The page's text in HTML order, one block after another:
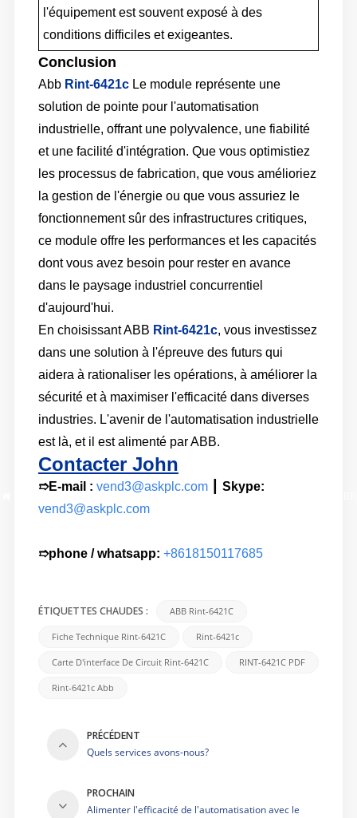
Lifère le pouvoir de l'automatisation industrielle avec l'ABB
l'équipement est souvent exposé à des
conditions difficiles et exigeantes.
Conclusion
Abb Rint-6421cLe module représente une
solution de pointe pour l'automatisation
industrielle, offrant une polyvalence, une fiabilité
et une facilité d'intégration. Que vous optimistiez
les processus de fabrication, que vous amélioriez
la gestion de l'énergie ou que vous assuriez le
fonctionnement sûr des infrastructures critiques,
ce module offre les performances et les capacités
dont vous avez besoin pour rester en avance
dans le paysage industriel concurrentiel
d'aujourd'hui.
En choisissant ABB Rint-6421c, vous investissez
dans une solution à l'épreuve des futurs qui
aidera à rationaliser les opérations, à améliorer la
sécurité et à maximiser l'efficacité dans diverses
industries. L'avenir de l'automatisation industrielle
est là, et il est alimenté par ABB.
Contacter John
➱E-mail : vend3@askplc.com┃ Skype:
vend3@askplc.com
➱phone / whatsapp: +8618150117685
ÉTIQUETTES CHAUDES : ABB Rint-6421C
Fiche Technique Rint-6421C Rint-6421c
Carte D'interface De Circuit Rint-6421C RINT-6421C PDF
Rint-6421c Abb
PRÉCÉDENT
Quels services avons-nous?
PROCHAIN
Alimenter l'efficacité de l'automatisation avec le